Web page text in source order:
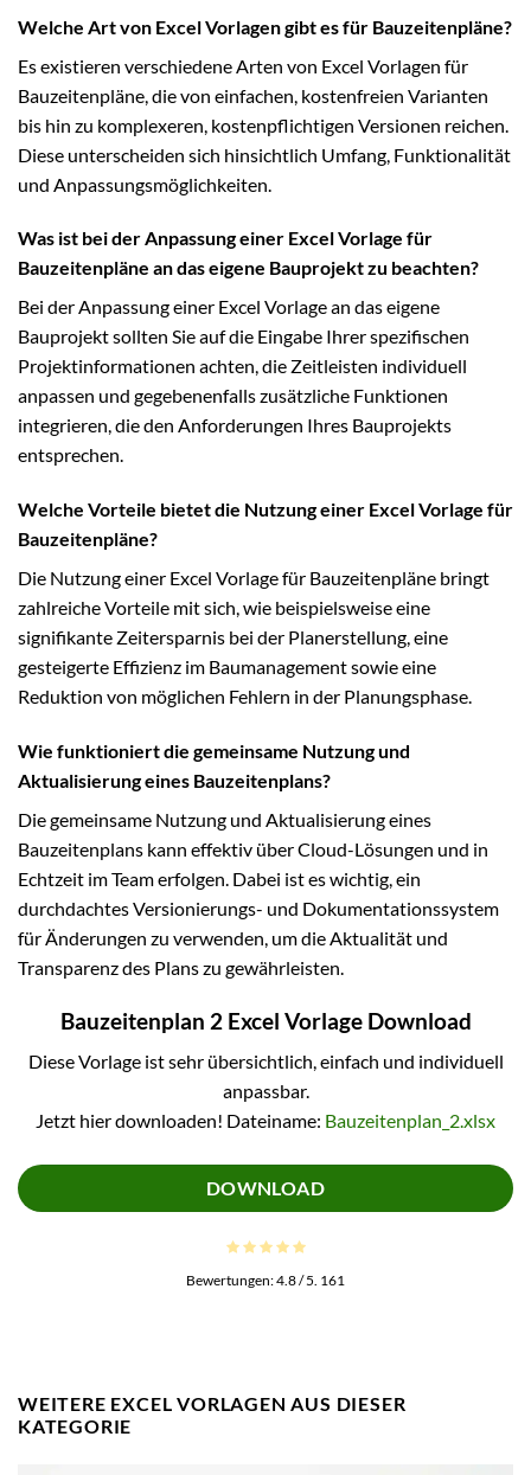
Welche Art von Excel Vorlagen gibt es für Bauzeitenpläne?
Es existieren verschiedene Arten von Excel Vorlagen für
Bauzeitenpläne, die von einfachen, kostenfreien Varianten
bis hin zu komplexeren, kostenpflichtigen Versionen reichen.
Diese unterscheiden sich hinsichtlich Umfang, Funktionalität
und Anpassungsmöglichkeiten.
Was ist bei der Anpassung einer Excel Vorlage für
Bauzeitenpläne an das eigene Bauprojekt zu beachten?
Bei der Anpassung einer Excel Vorlage an das eigene
Bauprojekt sollten Sie auf die Eingabe Ihrer spezifischen
Projektinformationen achten, die Zeitleisten individuell
anpassen und gegebenenfalls zusätzliche Funktionen
integrieren, die den Anforderungen Ihres Bauprojekts
entsprechen.
Welche Vorteile bietet die Nutzung einer Excel Vorlage für
Bauzeitenpläne?
Die Nutzung einer Excel Vorlage für Bauzeitenpläne bringt
zahlreiche Vorteile mit sich, wie beispielsweise eine
signifikante Zeitersparnis bei der Planerstellung, eine
gesteigerte Effizienz im Baumanagement sowie eine
Reduktion von möglichen Fehlern in der Planungsphase.
Wie funktioniert die gemeinsame Nutzung und
Aktualisierung eines Bauzeitenplans?
Die gemeinsame Nutzung und Aktualisierung eines
Bauzeitenplans kann effektiv über Cloud-Lösungen und in
Echtzeit im Team erfolgen. Dabei ist es wichtig, ein
durchdachtes Versionierungs- und Dokumentationssystem
für Änderungen zu verwenden, um die Aktualität und
Transparenz des Plans zu gewährleisten.
Bauzeitenplan 2 Excel Vorlage Download
Diese Vorlage ist sehr übersichtlich, einfach und individuell
anpassbar.
Jetzt hier downloaden! Dateiname: Bauzeitenplan_2.xlsx
DOWNLOAD
Bewertungen:4.8/ 5. 161
WEITERE EXCEL VORLAGEN AUS DIESER
KATEGORIE